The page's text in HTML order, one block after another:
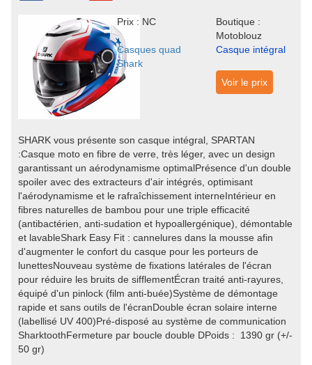
Prix : NC
Boutique :
Motoblouz
Casques quad
Shark
Casque intégral
Voir le prix
SHARK vous présente son casque intégral, SPARTAN
:Casque moto en fibre de verre, très léger, avec un design
garantissant un aérodynamisme optimalPrésence d'un double
spoiler avec des extracteurs d'air intégrés, optimisant
l'aérodynamisme et le rafraîchissement interneIntérieur en
fibres naturelles de bambou pour une triple efficacité
(antibactérien, anti-sudation et hypoallergénique), démontable
et lavableShark Easy Fit : cannelures dans la mousse afin
d'augmenter le confort du casque pour les porteurs de
lunettesNouveau système de fixations latérales de l'écran
pour réduire les bruits de sifflementÉcran traité anti-rayures,
équipé d'un pinlock (film anti-buée)Système de démontage
rapide et sans outils de l'écranDouble écran solaire interne
(labellisé UV 400)Pré-disposé au système de communication
SharktoothFermeture par boucle double DPoids : 1390 gr (+/-
50 gr)